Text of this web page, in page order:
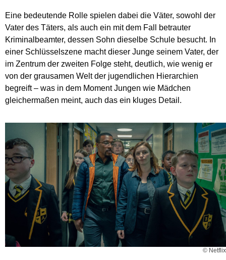
Eine bedeutende Rolle spielen dabei die Väter, sowohl der
Vater des Täters, als auch ein mit dem Fall betrauter
Kriminalbeamter, dessen Sohn dieselbe Schule besucht. In
einer Schlüsselszene macht dieser Junge seinem Vater, der
im Zentrum der zweiten Folge steht, deutlich, wie wenig er
von der grausamen Welt der jugendlichen Hierarchien
begreift – was in dem Moment Jungen wie Mädchen
gleichermaßen meint, auch das ein kluges Detail.
© Netflix